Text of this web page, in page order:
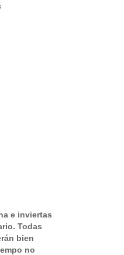
e inviertas
Todas
bien
no